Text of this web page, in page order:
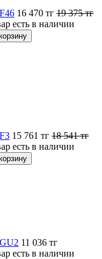
16 470 тг 19 375тг
есть в наличии
15 761 тг 18 541тг
есть в наличии
11 036 тг
есть в наличии